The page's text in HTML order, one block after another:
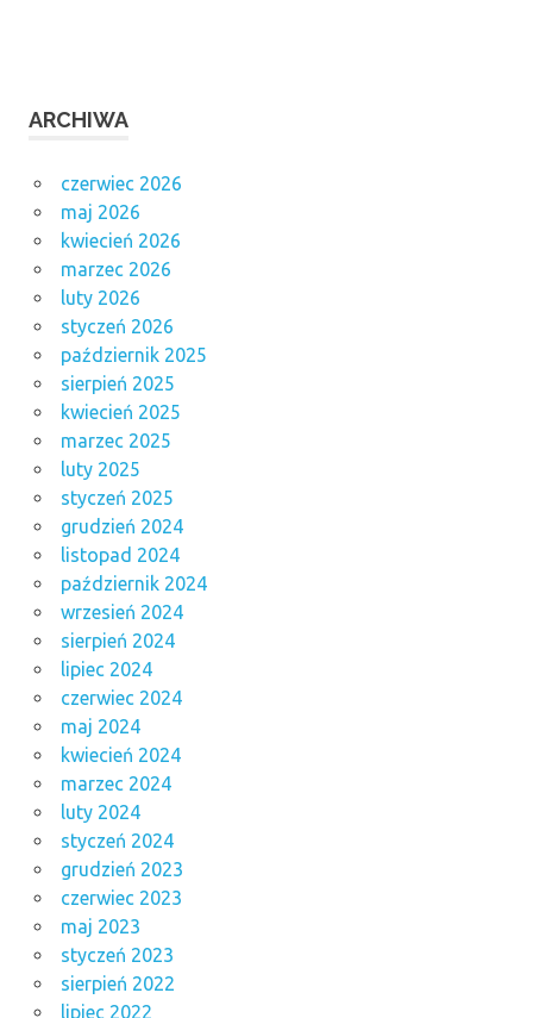
ARCHIWA
czerwiec 2026
maj 2026
kwiecień 2026
marzec 2026
luty 2026
styczeń 2026
październik 2025
sierpień 2025
kwiecień 2025
marzec 2025
luty 2025
styczeń 2025
grudzień 2024
listopad 2024
październik 2024
wrzesień 2024
sierpień 2024
lipiec 2024
czerwiec 2024
maj 2024
kwiecień 2024
marzec 2024
luty 2024
styczeń 2024
grudzień 2023
czerwiec 2023
maj 2023
styczeń 2023
sierpień 2022
lipiec 2022